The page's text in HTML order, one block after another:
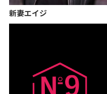
新妻エイジ